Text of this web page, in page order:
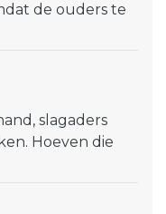
de ouders te
slagaders
Hoeven die